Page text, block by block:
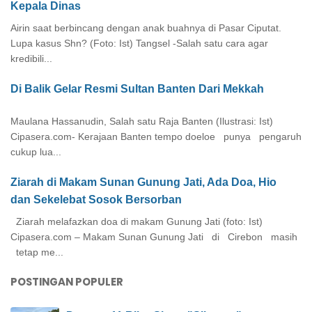
Kepala Dinas
Airin saat berbincang dengan anak buahnya di Pasar Ciputat.
Lupa kasus Shn? (Foto: Ist) Tangsel -Salah satu cara agar
kredibili...
Di Balik Gelar Resmi Sultan Banten Dari Mekkah
Maulana Hassanudin, Salah satu Raja Banten (Ilustrasi: Ist)
Cipasera.com- Kerajaan Banten tempo doeloe punya pengaruh
cukup lua...
Ziarah di Makam Sunan Gunung Jati, Ada Doa, Hio
dan Sekelebat Sosok Bersorban
Ziarah melafazkan doa di makam Gunung Jati (foto: Ist)
Cipasera.com – Makam Sunan Gunung Jati di Cirebon masih
tetap me...
POSTINGAN POPULER